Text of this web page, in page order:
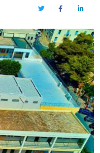
TwitterFacebookLinkedIn